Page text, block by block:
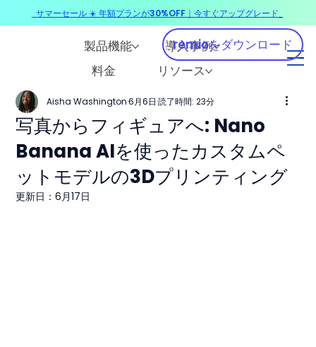
製品機能
導入事例
料金
リソース
remioをダウンロード
写真からフィギュアへ: Nano
Banana AIを使ったカスタムペ
ットモデルの3Dプリンティング
Aisha Washington 6月6日 読了時間: 23分
更新日：6月17日
サマーセール ☀️ 年額プランが30%OFF｜今すぐアップグレード